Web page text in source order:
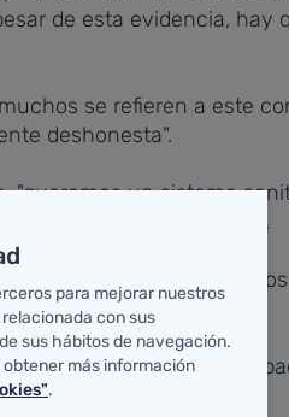
de esta evidencia, hay
se refieren a este
deshonesta".
un sistema
en trincheras ideológicas".
profesionales para y por
recursos, sumar
para mejorar nuestros
con sus
sus hábitos de navegación.
más información
.